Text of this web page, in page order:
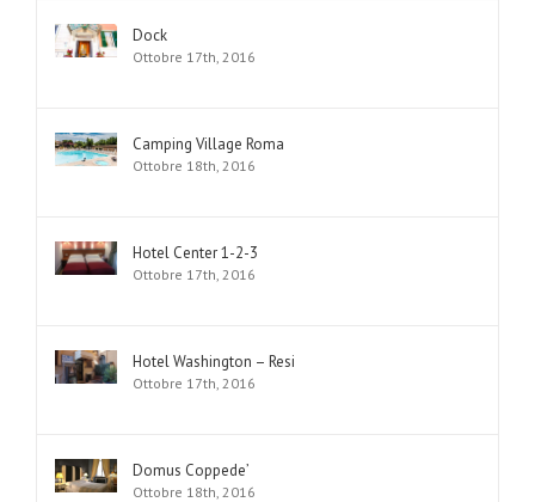
Dock
Ottobre 17th, 2016
Camping Village Roma
Ottobre 18th, 2016
Hotel Center 1-2-3
Ottobre 17th, 2016
Hotel Washington – Resi
Ottobre 17th, 2016
Domus Coppede’
Ottobre 18th, 2016